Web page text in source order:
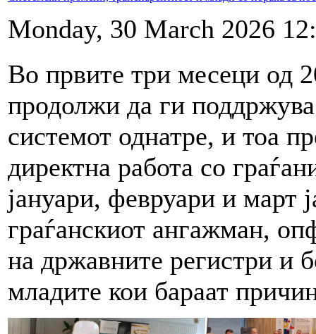
Monday, 30 March 2026
Во првите три месеци од
продолжи да ги
системот однатре, и тоа
директна работа со
јануари, февруари и март
граѓанскиот ангажман,
на државните регистри и
младите кои бараат